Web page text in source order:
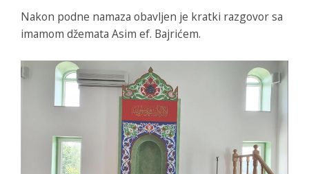
Nakon podne namaza obavljen je kratki razgovor sa
imamom džemata Asim ef. Bajrićem.